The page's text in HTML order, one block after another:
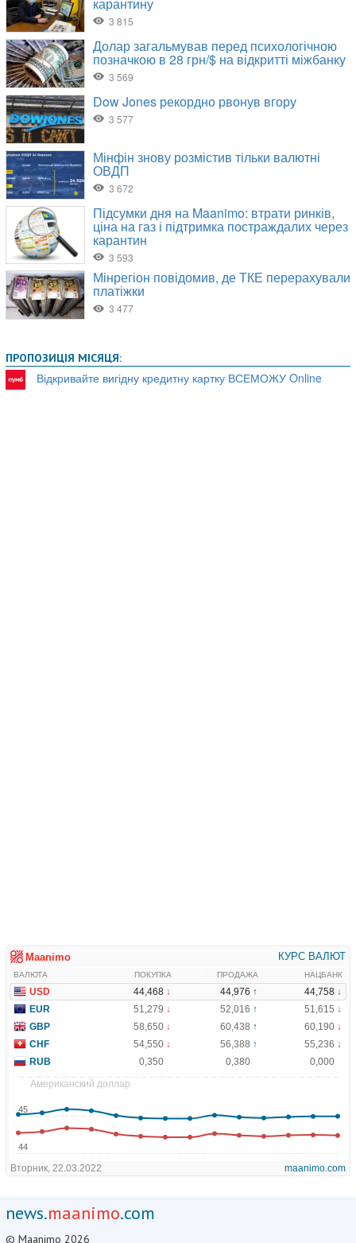
ПРОПОЗИЦІЯ МІСЯЦЯ:
Відкривайте вигідну кредитну картку ВСЕМОЖУ Online
news.maanimo.com
© Maanimo 2026